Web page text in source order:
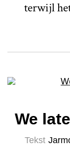
terwijl
We
Tekst